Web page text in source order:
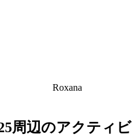
Roxana
周辺のアクティビ